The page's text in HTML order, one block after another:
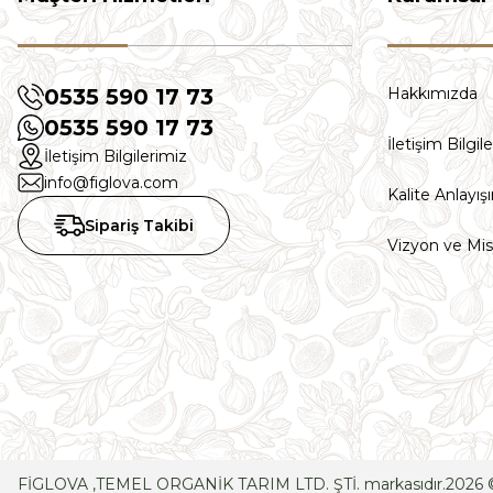
h... ç... | 06/03/2026
Deneyimini Paylaş
0535 590 17 73
0535 590 17 73
İletişim Bilgilerimiz
info@figlova.com
Sipariş Takibi
Hakkımızda
İletişim
Kalite
Vizyon ve
FİGLOVA ,TEMEL ORGANİK TARIM LTD. ŞTİ.